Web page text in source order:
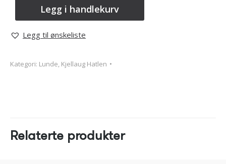
Legg i handlekurv
Legg til ønskeliste
Kategori: Lunde, Kjellaug Hatlen
Relaterte produkter